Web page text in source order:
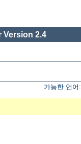
Version 2.4
가능한 언어: